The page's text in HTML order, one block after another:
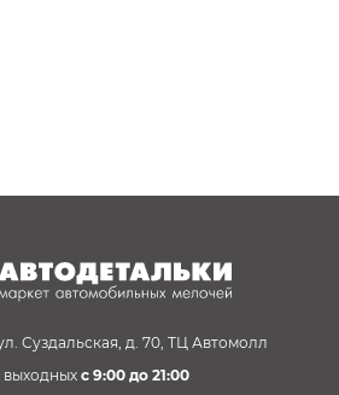
Суздальская, д. 70, ТЦ Автомолл
выходныхс 9:00 до 21:00